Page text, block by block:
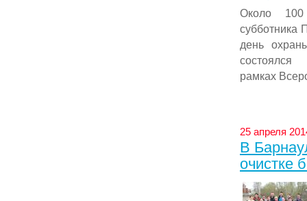
Около 100
субботника
день
рамках
25 апреля
В
очистке